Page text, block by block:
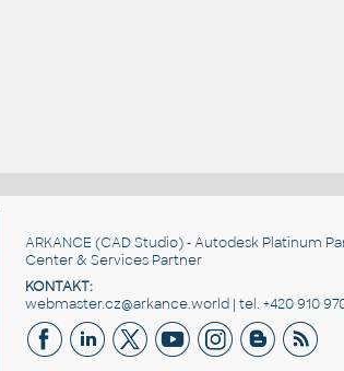
ARKANCE (CAD Studio) - Autodesk Platinum
Center & Services Partner
KONTAKT:
webmaster.cz@arkance.world | tel. +420 910 970